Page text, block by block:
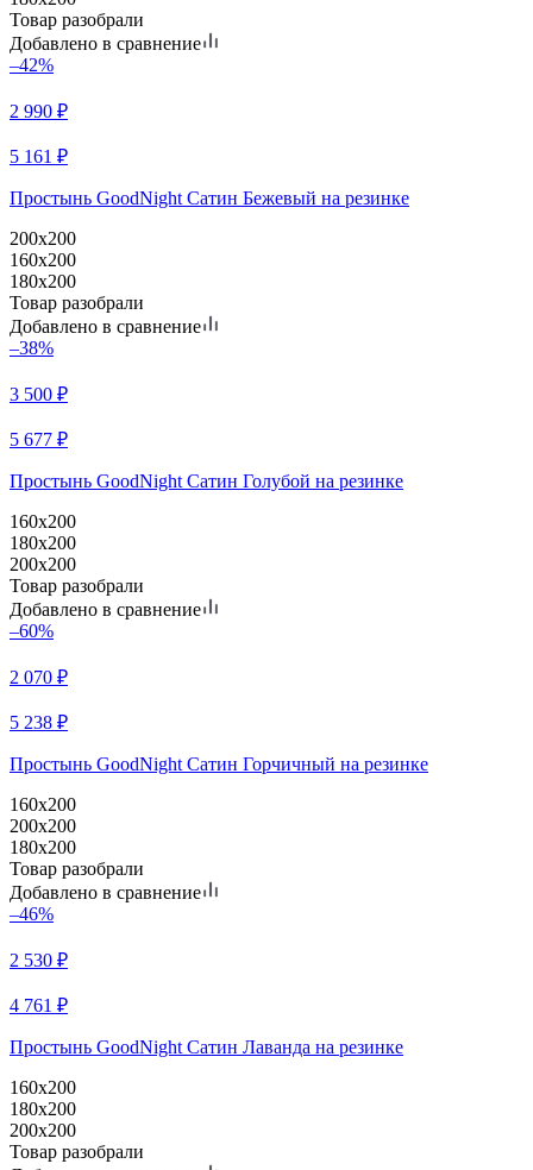
Товар разобрали
Добавлено в сравнение
–42%
2 990 ₽
5 161 ₽
Простынь GoodNight Сатин Бежевый на резинке
200x200
160x200
180x200
Товар разобрали
Добавлено в сравнение
–38%
3 500 ₽
5 677 ₽
Простынь GoodNight Сатин Голубой на резинке
160x200
180x200
200x200
Товар разобрали
Добавлено в сравнение
–60%
2 070 ₽
5 238 ₽
Простынь GoodNight Сатин Горчичный на резинке
160x200
200x200
180x200
Товар разобрали
Добавлено в сравнение
–46%
2 530 ₽
4 761 ₽
Простынь GoodNight Сатин Лаванда на резинке
160x200
180x200
200x200
Товар разобрали